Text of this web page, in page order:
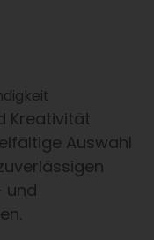
Kreativität
Auswahl
und